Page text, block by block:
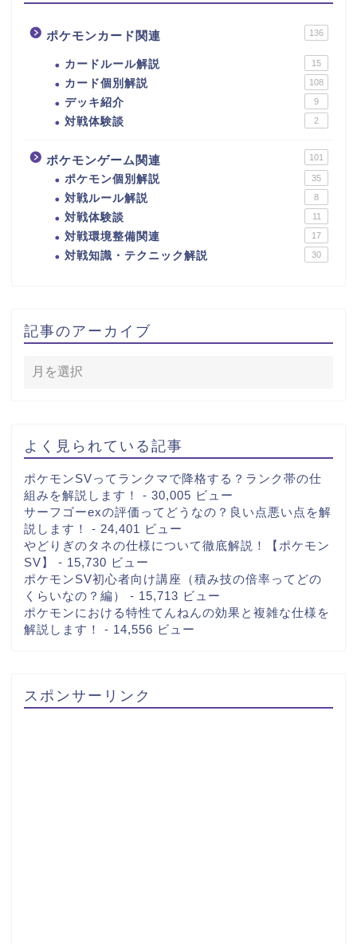
ポケモンカード関連 136
カードルール解説 15
カード個別解説 108
デッキ紹介 9
対戦体験談 2
ポケモンゲーム関連 101
ポケモン個別解説 35
対戦ルール解説 8
対戦体験談 11
対戦環境整備関連 17
対戦知識・テクニック解説 30
記事のアーカイブ
よく見られている記事
ポケモンSVってランクマで降格する？ランク帯の仕
組みを解説します！
- 30,005 ビュー
サーフゴーexの評価ってどうなの？良い点悪い点を解
説します！
- 24,401 ビュー
やどりぎのタネの仕様について徹底解説！【ポケモン
SV】
- 15,730 ビュー
ポケモンSV初心者向け講座（積み技の倍率ってどの
くらいなの？編）
- 15,713 ビュー
ポケモンにおける特性てんねんの効果と複雑な仕様を
解説します！
- 14,556 ビュー
スポンサーリンク